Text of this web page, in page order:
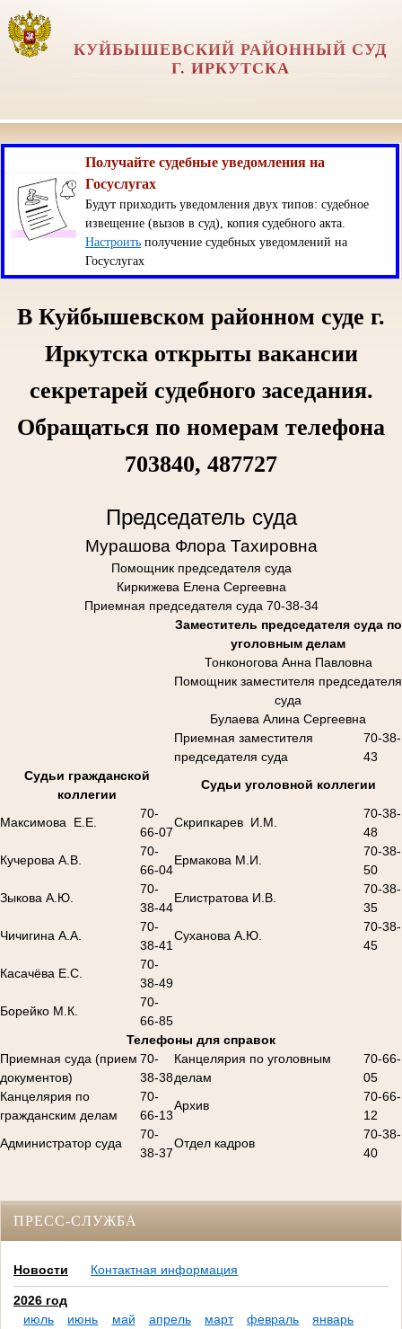
КУЙБЫШЕВСКИЙ РАЙОННЫЙ СУД
Г. ИРКУТСКА
Получайте судебные уведомления на
Госуслугах
Будут приходить уведомления двух типов: судебное
извещение (вызов в суд), копия судебного акта.
Настроитьполучение судебных уведомлений на
Госуслугах
В Куйбышевском районном суде г.
Иркутска открыты вакансии
секретарей судебного заседания.
Обращаться по номерам телефона
703840, 487727
Председатель суда
Мурашова Флора Тахировна
Помощник председателя суда
Киркижева Елена Сергеевна
Приемная председателя суда 70-38-34
Заместитель председателя суда по
уголовным делам
Тонконогова Анна Павловна
Помощник заместителя председателя
суда
Булаева Алина Сергеевна
Приемная заместителя
председателя суда
70-38-
43
Судьи гражданской
коллегии
Судьи уголовной коллегии
Максимова Е.Е.
70-
66-07
Скрипкарев И.М.
70-38-
48
Кучерова А.В.
70-
66-04
Ермакова М.И.
70-38-
50
Зыкова А.Ю.
70-
38-44
Елистратова И.В.
70-38-
35
Чичигина А.А.
70-
38-41
Суханова А.Ю.
70-38-
45
Касачёва Е.С.
70-
38-49
Борейко М.К.
70-
66-85
Телефоны для справок
Приемная суда (прием
документов)
70-
38-38
Канцелярия по уголовным
делам
70-66-
05
Канцелярия по
гражданским делам
70-
66-13
Архив
70-66-
12
Администратор суда
70-
38-37
Отдел кадров
70-38-
40
ПРЕСС-СЛУЖБА
Новости Контактная информация
2026 год
июль
июнь май апрель март февраль
январь